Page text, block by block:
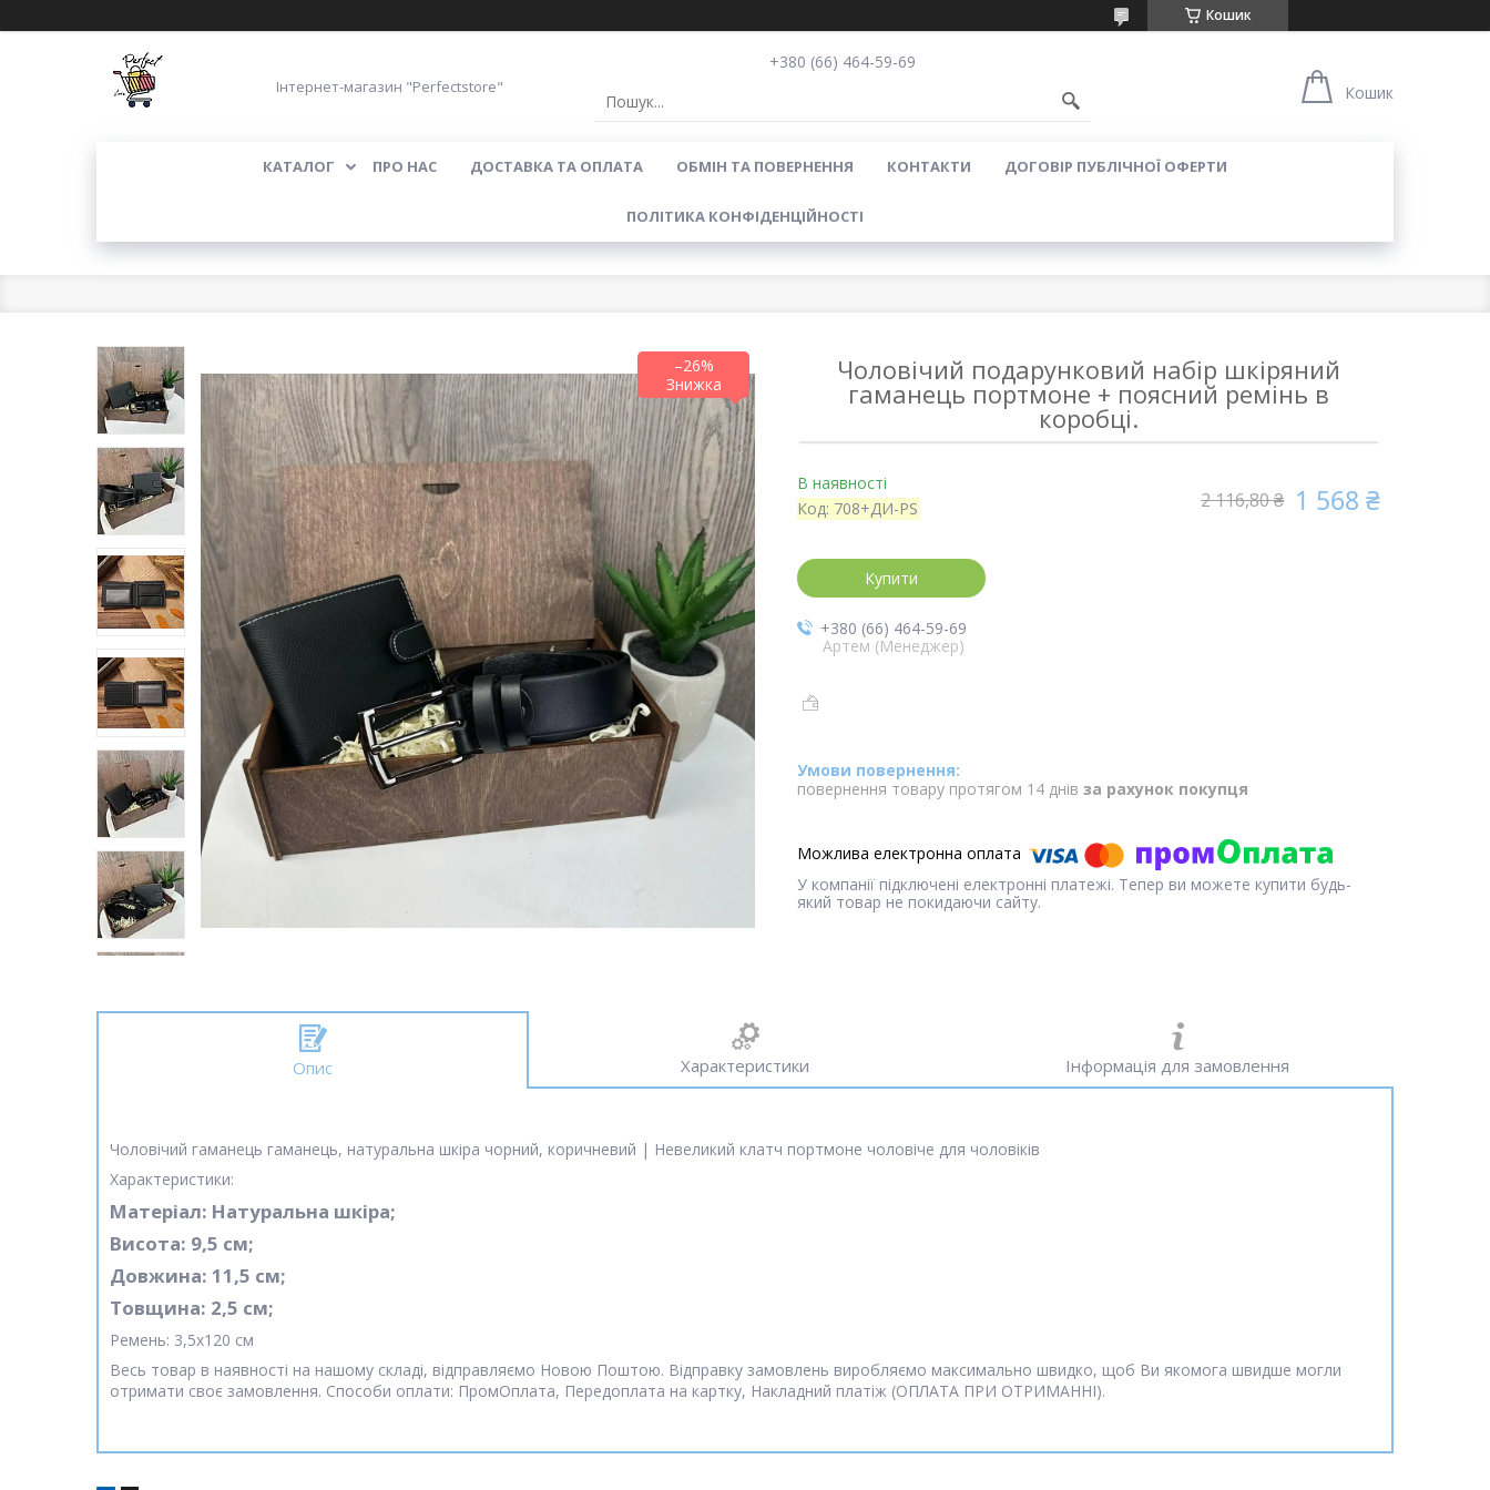
Кошик
Інтернет-магазин "Perfectstore"
+380 (66) 464-59-69
Кошик
КАТАЛОГ ПРО НАС ДОСТАВКА ТА ОПЛАТА ОБМІН ТА ПОВЕРНЕННЯ КОНТАКТИ ДОГОВІР ПУБЛІЧНОЇ ОФЕРТИ
ПОЛІТИКА КОНФІДЕНЦІЙНОСТІ
–26% Чоловічий подарунковий набір шкіряний
гаманець портмоне + поясний ремінь в
коробці.
В наявності
Код: 708+ДИ-PS 2 116,80 ₴ 1 568 ₴
Купити
+380 (66) 464-59-69
Артем (Менеджер)
повернення товару протягом 14 днів за рахунок покупця
У компанії підключені електронні платежі. Тепер ви можете купити будь-
який товар не покидаючи сайту.
Опис Характеристики Інформація для замовлення
Чоловічий гаманець гаманець, натуральна шкіра чорний, коричневий | Невеликий клатч портмоне чоловіче для чоловіків
Характеристики:
Матеріал: Натуральна шкіра;
Висота: 9,5 см;
Довжина: 11,5 см;
Товщина: 2,5 см;
Ремень: 3,5х120 см
Весь товар в наявності на нашому складі, відправляємо Новою Поштою. Відправку замовлень виробляємо максимально швидко, щоб Ви якомога швидше могли
отримати своє замовлення. Способи оплати: ПромОплата, Передоплата на картку, Накладний платіж (ОПЛАТА ПРИ ОТРИМАННІ).